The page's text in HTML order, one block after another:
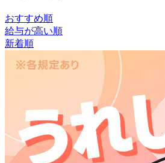
おすすめ順
給与が高い順
新着順